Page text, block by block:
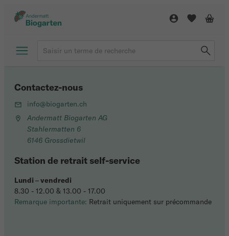
Contactez-nous
info@biogarten.ch
Andermatt Biogarten AG
Stahlermatten 6
6146 Grossdietwil
Station de retrait self-service
Lundi –vendredi
8.30 - 12.00 & 13.00 - 17.00
Remarque importante: Retrait uniquement sur précommande